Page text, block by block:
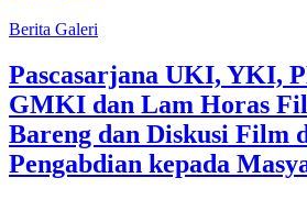
Berita Galeri
Pascasarjana UKI, YKI,
GMKI dan Lam Horas
Bareng dan Diskusi Film
Pengabdian kepada